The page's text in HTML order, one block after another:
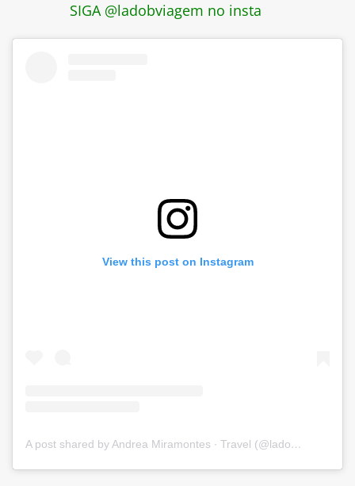
SIGA @ladobviagem no insta
View this post on Instagram
A post shared by Andrea Miramontes ∙ Travel (@ladobviagem)